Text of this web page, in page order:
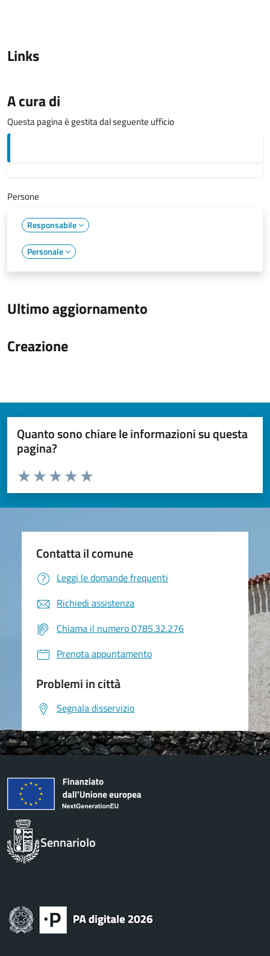
Links
A cura di
Questa pagina è gestita dal seguente ufficio
Persone
Responsabile
Personale
Ultimo aggiornamento
Creazione
Quanto sono chiare le informazioni su questa
pagina?
Valuta da 1 a 5 stelle la pagina
Valuta 5 stelle su 5
Valuta 4 stelle su 5
Valuta 3 stelle su 5
Valuta 2 stelle su 5
Valuta 1 stelle su 5
Contatta il comune
Leggi le domande frequenti
Richiedi assistenza
Chiama il numero 0785.32.276
Prenota appuntamento
Problemi in città
Segnala disservizio
Sennariolo